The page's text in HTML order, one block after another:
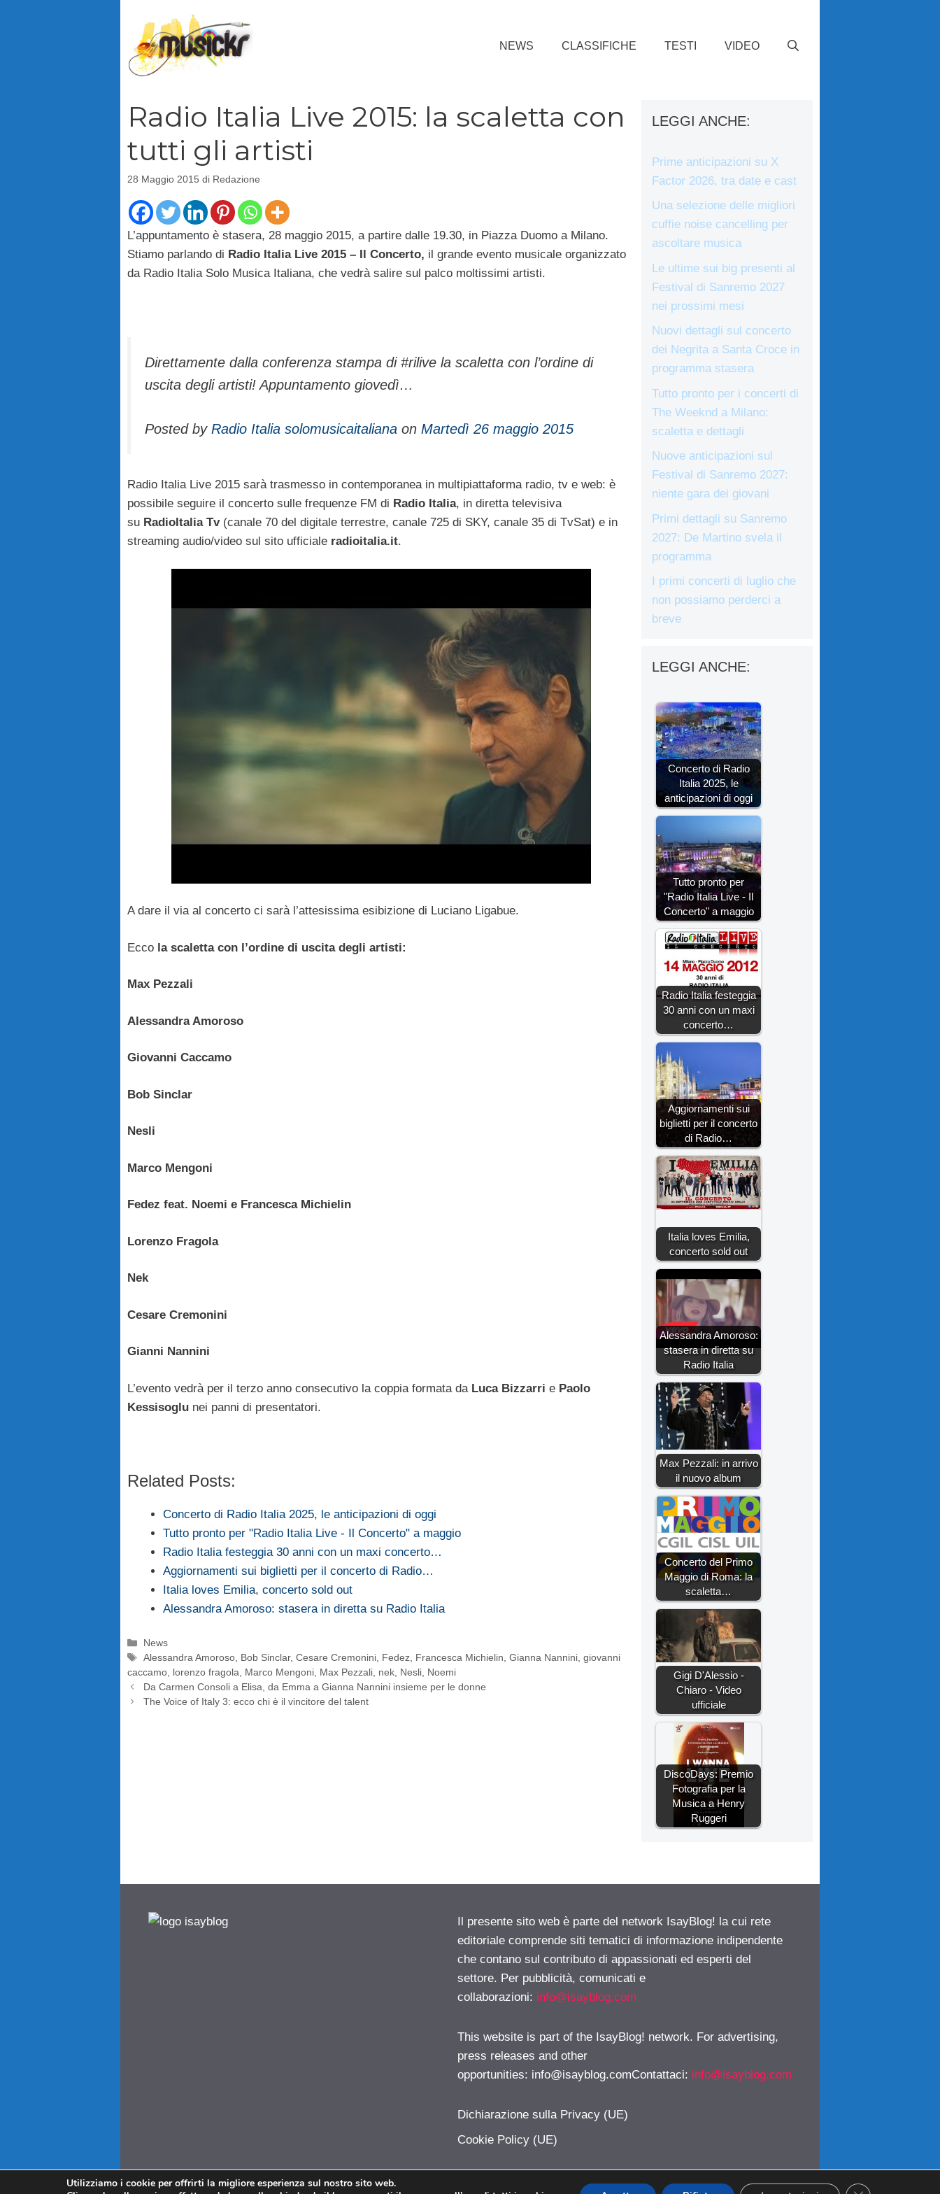
NEWS CLASSIFICHE TESTI VIDEO
Radio Italia Live 2015: la scaletta con
tutti gli artisti
28 Maggio 2015 di Redazione
L’appuntamento è stasera, 28 maggio 2015, a partire dalle 19.30, in Piazza Duomo a Milano.
Stiamo parlando di Radio Italia Live 2015 – Il Concerto, il grande evento musicale organizzato
da Radio Italia Solo Musica Italiana, che vedrà salire sul palco moltissimi artisti.
Direttamente dalla conferenza stampa di #rilive la scaletta con l’ordine di
uscita degli artisti! Appuntamento giovedì…
Posted by Radio Italia solomusicaitaliana on Martedì 26 maggio 2015
Radio Italia Live 2015 sarà trasmesso in contemporanea in multipiattaforma radio, tv e web: è
possibile seguire il concerto sulle frequenze FM di Radio Italia, in diretta televisiva
su RadioItalia Tv(canale 70 del digitale terrestre, canale 725 di SKY, canale 35 di TvSat) e in
streaming audio/video sul sito ufficiale radioitalia.it.
A dare il via al concerto ci sarà l’attesissima esibizione di Luciano Ligabue.
Ecco la scaletta con l’ordine di uscita degli artisti:
Max Pezzali
Alessandra Amoroso
Giovanni Caccamo
Bob Sinclar
Nesli
Marco Mengoni
Fedez feat. Noemi e Francesca Michielin
Lorenzo Fragola
Nek
Cesare Cremonini
Gianni Nannini
L’evento vedrà per il terzo anno consecutivo la coppia formata da Luca Bizzarri e Paolo
Kessisoglu nei panni di presentatori.
Related Posts:
Concerto di Radio Italia 2025, le anticipazioni di oggi
Tutto pronto per "Radio Italia Live - Il Concerto" a maggio
Radio Italia festeggia 30 anni con un maxi concerto…
Aggiornamenti sui biglietti per il concerto di Radio…
Italia loves Emilia, concerto sold out
Alessandra Amoroso: stasera in diretta su Radio Italia
Categorie
News
Tag
Alessandra Amoroso Bob Sinclar,Cesare Cremonini Fedez Francesca Michielin ,Gianna Nannini ,giovanni
caccamo lorenzo fragola Marco Mengoni Max Pezzali nek Nesli Noemi
Da Carmen Consoli a Elisa, da Emma a Gianna Nannini insieme per le donne
The Voice of Italy 3: ecco chi è il vincitore del talent
LEGGI ANCHE:
Prime anticipazioni su X
Factor 2026, tra date e cast
Una selezione delle migliori
cuffie noise cancelling per
ascoltare musica
Le ultime sui big presenti al
Festival di Sanremo 2027
nei prossimi mesi
Nuovi dettagli sul concerto
dei Negrita a Santa Croce in
programma stasera
Tutto pronto per i concerti di
The Weeknd a Milano:
scaletta e dettagli
Nuove anticipazioni sul
Festival di Sanremo 2027:
niente gara dei giovani
Primi dettagli su Sanremo
2027: De Martino svela il
programma
I primi concerti di luglio che
non possiamo perderci a
breve
LEGGI ANCHE:
Concerto di Radio
Italia 2025, le
anticipazioni di oggi
Tutto pronto per
"Radio Italia Live - Il
Concerto" a maggio
Radio Italia festeggia
30 anni con un maxi
concerto…
Aggiornamenti sui
biglietti per il concerto
di Radio…
Italia loves Emilia,
concerto sold out
Alessandra Amoroso:
stasera in diretta su
Radio Italia
Max Pezzali: in arrivo
il nuovo album
Concerto del Primo
Maggio di Roma: la
scaletta…
Gigi D'Alessio -
Chiaro - Video
ufficiale
DiscoDays: Premio
Fotografia per la
Musica a Henry
Ruggeri
Il presente sito web è parte del network IsayBlog! la cui rete
editoriale comprende siti tematici di informazione indipendente
che contano sul contributo di appassionati ed esperti del
settore. Per pubblicità, comunicati e
collaborazioni: info@isayblog.com
This website is part of the IsayBlog! network. For advertising,
press releases and other
opportunities: info@isayblog.comContattaci: info@isayblog.com
Dichiarazione sulla Privacy (UE)
Cookie Policy (UE)
Utilizziamo i cookie per offrirti la migliore esperienza sul nostro sito web.